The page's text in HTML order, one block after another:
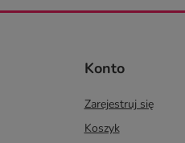
Konto
Zarejestruj się
Koszyk